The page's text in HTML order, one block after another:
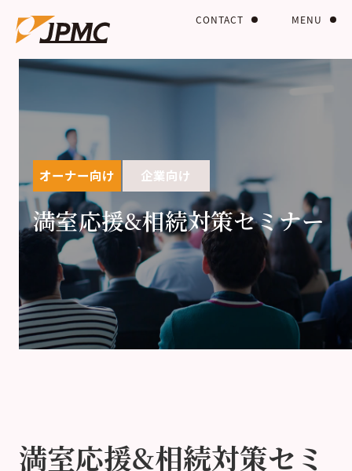
MENU
CONTACT
オーナー向け 企業向け
満室応援&相続対策セミナー
満室応援&相続対策セミ